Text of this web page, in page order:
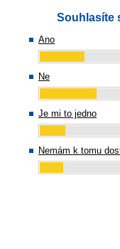
Souhlasíte
Ano
Ne
Je mi to jedno
Nemám k tomu